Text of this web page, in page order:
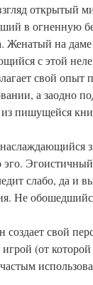
открытый
в огненную
Женатый на
с этой
свой опыт
а заодно
пишущейся
эго.
слабо, да и
Не
создает свой
(от